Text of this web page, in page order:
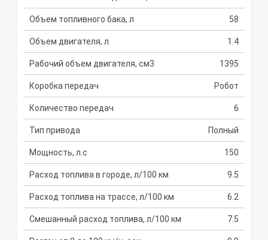
Объем топливного бака, л 58
Объем двигателя, л 1.4
Рабочий объем двигателя, см3 1395
Коробка передач Робот
Количество передач 6
Тип привода Полный
Мощность, л.с 150
Расход топлива в городе, л/100 км 9.5
Расход топлива на трассе, л/100 км 6.2
Смешанный расход топлива, л/100 км 7.5